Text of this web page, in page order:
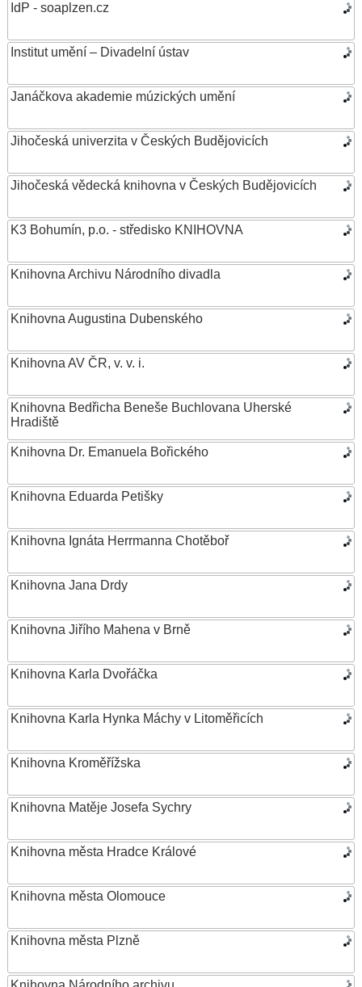
IdP - soaplzen.cz
Institut umění – Divadelní ústav
Janáčkova akademie múzických umění
Jihočeská univerzita v Českých Budějovicích
Jihočeská vědecká knihovna v Českých Budějovicích
K3 Bohumín, p.o. - středisko KNIHOVNA
Knihovna Archivu Národního divadla
Knihovna Augustina Dubenského
Knihovna AV ČR, v. v. i.
Knihovna Bedřicha Beneše Buchlovana Uherské
Hradiště
Knihovna Dr. Emanuela Bořického
Knihovna Eduarda Petišky
Knihovna Ignáta Herrmanna Chotěboř
Knihovna Jana Drdy
Knihovna Jiřího Mahena v Brně
Knihovna Karla Dvořáčka
Knihovna Karla Hynka Máchy v Litoměřicích
Knihovna Kroměřížska
Knihovna Matěje Josefa Sychry
Knihovna města Hradce Králové
Knihovna města Olomouce
Knihovna města Plzně